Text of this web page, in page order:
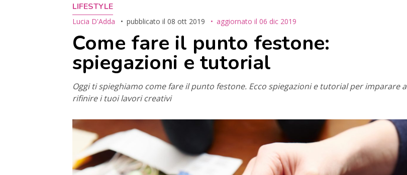
LIFESTYLE
Lucia D'Adda pubblicato il08 ott 2019 aggiornato il06 dic 2019
Come fare il punto festone:
spiegazioni e tutorial
Oggi ti spieghiamo come fare il punto festone. Ecco spiegazioni e tutorial per imparare a
rifinire i tuoi lavori creativi